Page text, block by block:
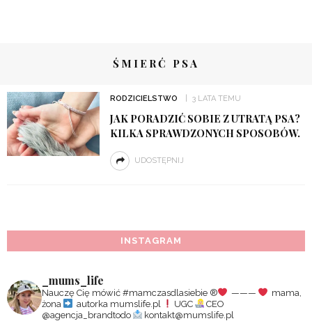
ŚMIERĆ PSA
RODZICIELSTWO 3 LATA TEMU
JAK PORADZIĆ SOBIE Z UTRATĄ PSA?
KILKA SPRAWDZONYCH SPOSOBÓW.
UDOSTĘPNIJ
INSTAGRAM
_mums_life
Nauczę Cię mówić #mamczasdlasiebie ®️ ———
mama,
żona
autorka mumslife.pl UGC
CEO
@agencja_brandtodo
kontakt@mumslife.pl